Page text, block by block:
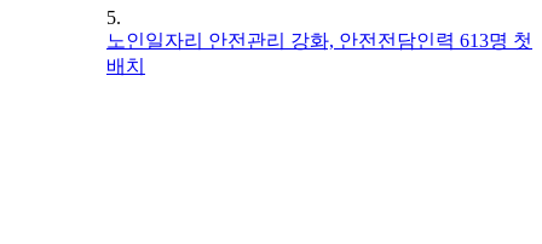
5.
노인일자리 안전관리 강화, 안전전담인력 613명 첫
배치